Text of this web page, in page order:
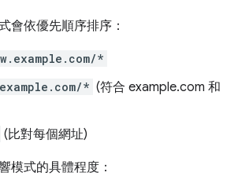
會依優先順序排序：
*
* (符合 example.com 和
(比對每個網址)
模式的具體程度：